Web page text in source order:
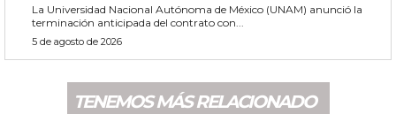
La Universidad Nacional Autónoma de México (UNAM) anunció la
terminación anticipada del contrato con...
5 de agosto de 2026
TENEMOS MÁS RELACIONADO